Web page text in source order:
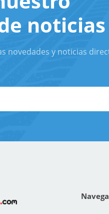
noticias
novedades y noticias